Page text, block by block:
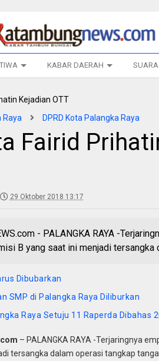
KABAR DAERAH SUARA
Raya DPRD Kota Palangka Raya
Fairid
29 Oktober 2018 13:17
- PALANGKA RAYA -
B yang saat ini menjadi tersangka
Dibubarkan
SMP di Palangka Raya Diliburkan
Raya Setuju 11 Raperda Dibahas
– PALANGKA RAYA -Terjaringnya
tersangka dalam operasi tangkap